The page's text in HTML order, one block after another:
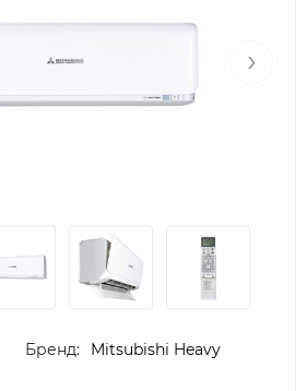
›
Бренд: Mitsubishi Heavy